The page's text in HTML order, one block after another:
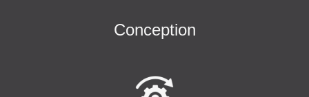
Conception